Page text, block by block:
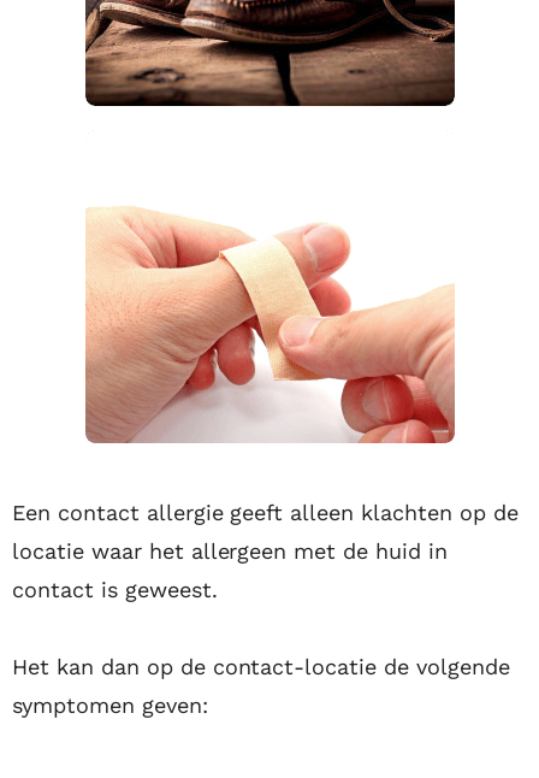
Een contact allergie geeft alleen klachten op de
locatie waar het allergeen met de huid in
contact is geweest.
Het kan dan op de contact-locatie de volgende
symptomen geven: